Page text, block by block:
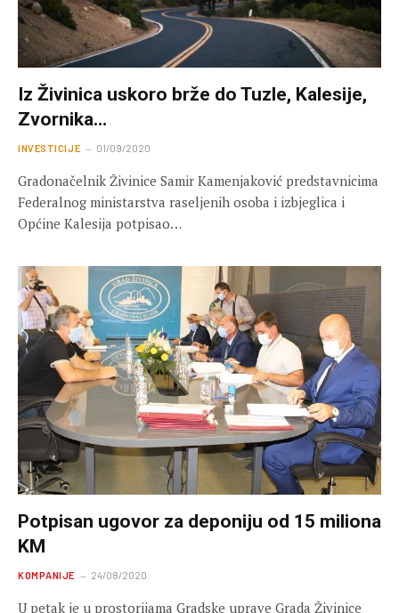
Iz Živinica uskoro brže do Tuzle, Kalesije,
Zvornika…
INVESTICIJE 01/09/2020
Gradonačelnik Živinice Samir Kamenjaković predstavnicima
Federalnog ministarstva raseljenih osoba i izbjeglica i
Općine Kalesija potpisao…
Potpisan ugovor za deponiju od 15 miliona
KM
KOMPANIJE 24/08/2020
U petak je u prostorijama Gradske uprave Grada Živinice